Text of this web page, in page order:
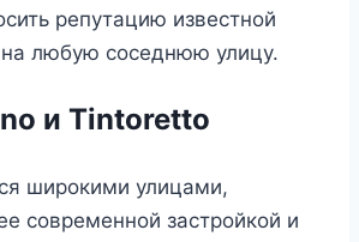
репутацию известной
на любую соседнюю улицу.
и Tintoretto
широкими улицами,
современной застройкой и